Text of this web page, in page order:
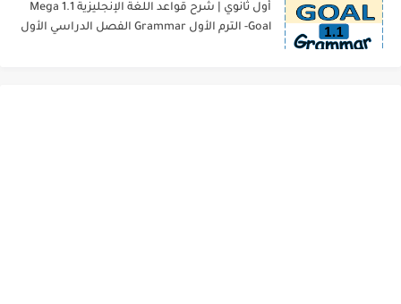
أول ثانوي | شرح قواعد اللغة الإنجليزية 1.1 Mega
Goal- الترم الأول Grammar الفصل الدراسي الأول